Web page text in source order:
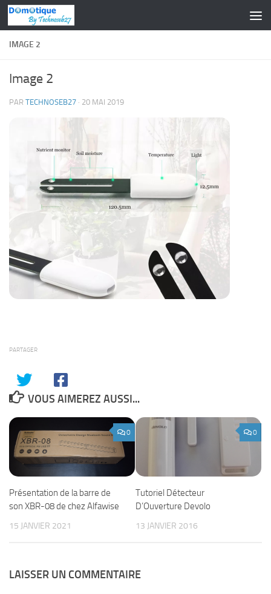
Skip to content
IMAGE 2
Image 2
PAR TECHNOSEB27 · 20 MAI 2019
PARTAGER
VOUS AIMEREZ AUSSI...
0
Présentation de la barre de
son XBR-08 de chez Alfawise
15 JANVIER 2021
0
Tutoriel Détecteur
D’Ouverture Devolo
13 JANVIER 2016
LAISSER UN COMMENTAIRE